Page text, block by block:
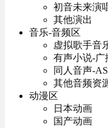
初音未来演
其他演出
音乐-音频区
虚拟歌手音
有声小说-广
同人音声-
其他音频资
动漫区
日本动画
国产动画